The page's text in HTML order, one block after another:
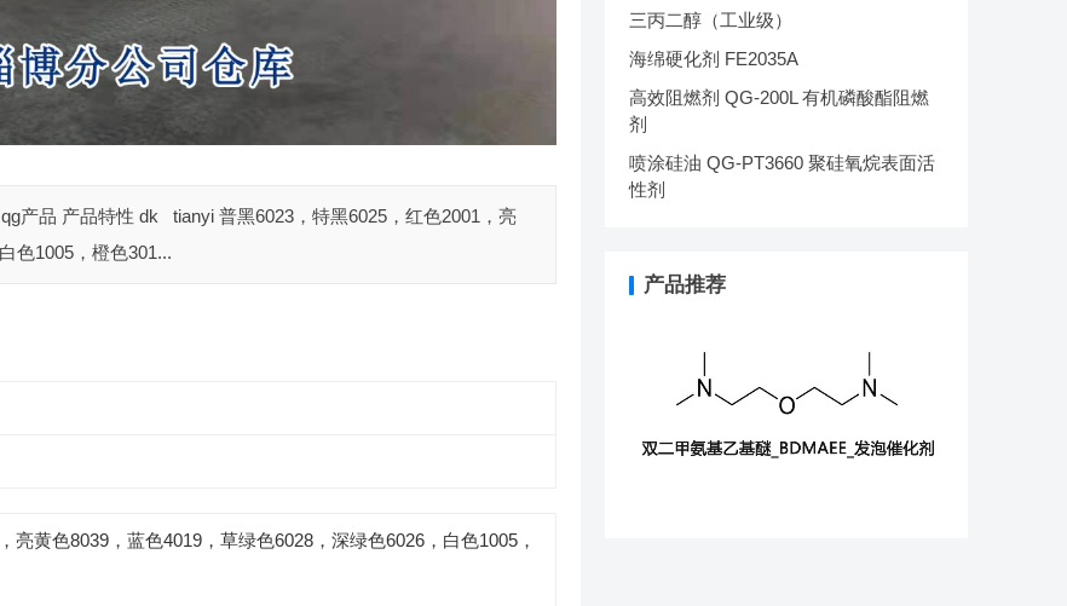
产品 产品特性 dk tianyi 普黑6023，特黑6025，红色2001，亮
色1005，橙色301...
亮黄色8039，蓝色4019，草绿色6028，深绿色6026，白色1005，
三丙二醇（工业级）
海绵硬化剂 FE2035A
高效阻燃剂 QG-200L 有机磷酸酯阻燃
剂
喷涂硅油 QG-PT3660 聚硅氧烷表面活
性剂
产品推荐